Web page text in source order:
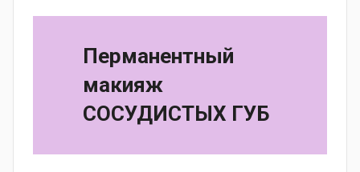
Перманентный
макияж
СОСУДИСТЫХ ГУБ